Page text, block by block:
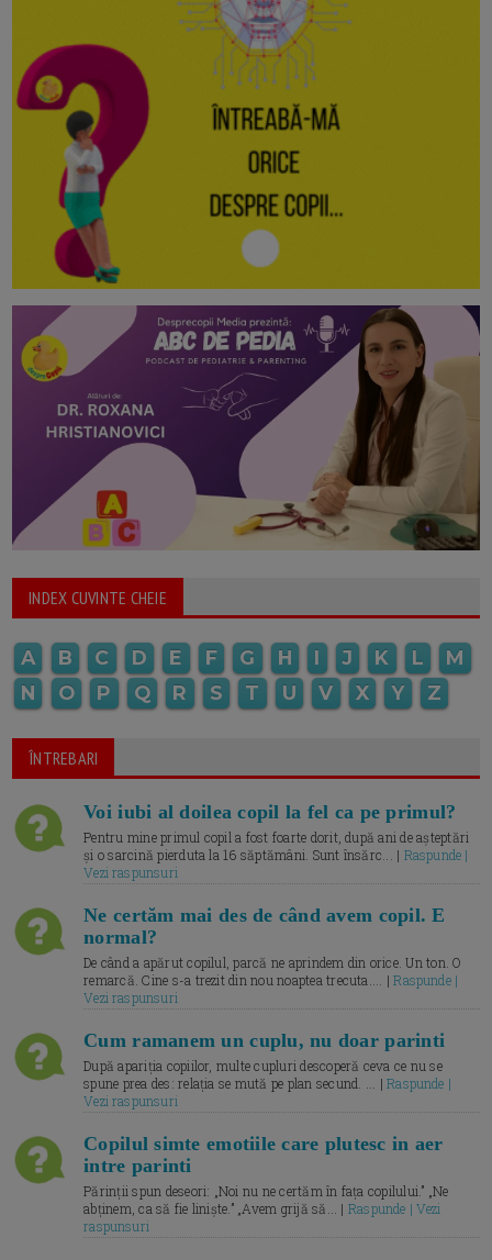
INDEX CUVINTE CHEIE
A B C D E F G H I J K L
M
N
O P Q R S T U V X Y Z
ÎNTREBARI
Voi iubi al doilea copil la fel ca pe primul?
Pentru mine primul copil a fost foarte dorit, după ani de așteptări
și o sarcină pierduta la 16 săptămâni. Sunt însărc... | Raspunde |
Vezi raspunsuri
Ne certăm mai des de când avem copil. E
normal?
De când a apărut copilul, parcă ne aprindem din orice. Un ton. O
remarcă. Cine s-a trezit din nou noaptea trecuta.... |Raspunde |
Vezi raspunsuri
Cum ramanem un cuplu, nu doar parinti
După apariția copiilor, multe cupluri descoperă ceva ce nu se
spune prea des: relația se mută pe plan secund. ... |Raspunde |
Vezi raspunsuri
Copilul simte emotiile care plutesc in aer
intre parinti
Părinții spun deseori: „Noi nu ne certăm în fața copilului.” „Ne
abținem, ca să fie liniște.” „Avem grijă să... | Raspunde | Vezi
raspunsuri